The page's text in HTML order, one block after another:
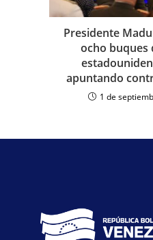
Presidente
ocho buques
apuntando
1 de